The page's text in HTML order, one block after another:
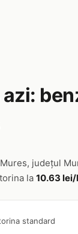
azi:
județul
la 10.63
standard